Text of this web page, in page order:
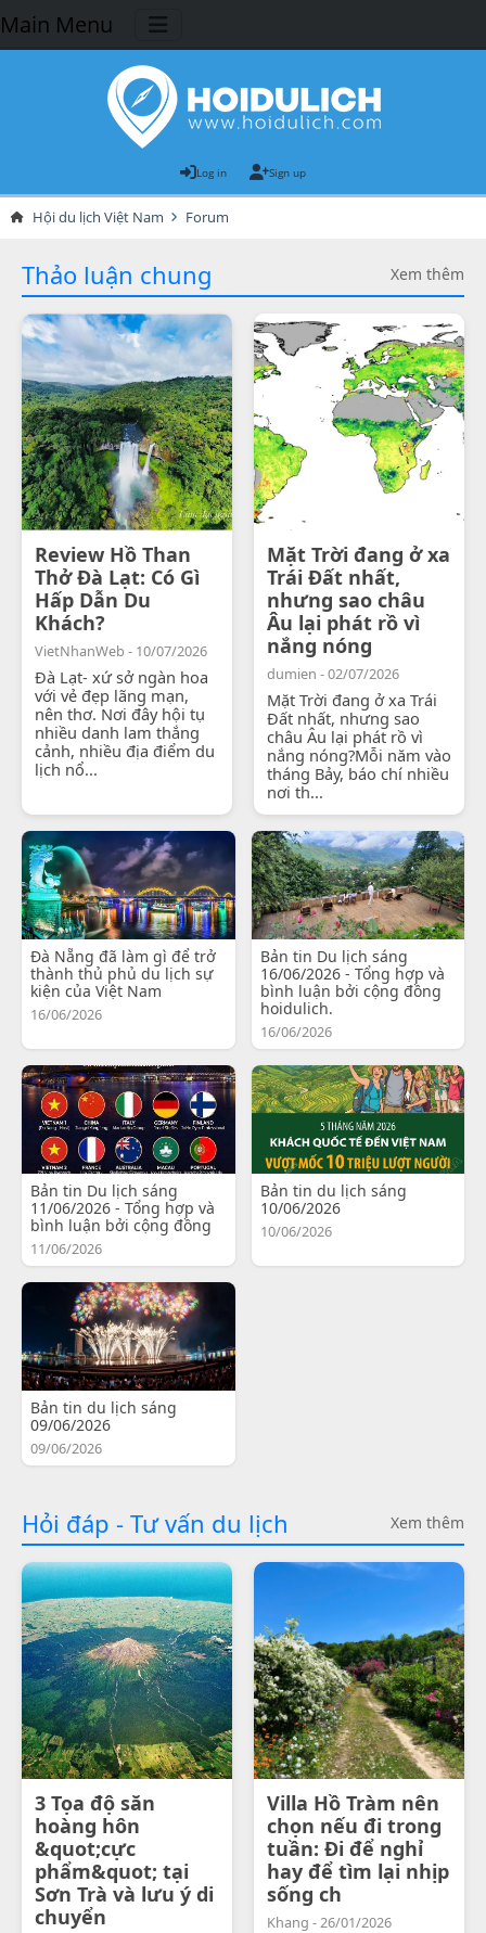
Main Menu
Log in Sign up
Hội du lịch Việt Nam Forum
Thảo luận chung Xem thêm
Review Hồ Than
Thở Đà Lạt: Có Gì
Hấp Dẫn Du
Khách?
VietNhanWeb - 10/07/2026
Đà Lạt- xứ sở ngàn hoa
với vẻ đẹp lãng mạn,
nên thơ. Nơi đây hội tụ
nhiều danh lam thắng
cảnh, nhiều địa điểm du
lịch nổ...
Mặt Trời đang ở xa
Trái Đất nhất,
nhưng sao châu
Âu lại phát rồ vì
nắng nóng
dumien - 02/07/2026
Mặt Trời đang ở xa Trái
Đất nhất, nhưng sao
châu Âu lại phát rồ vì
nắng nóng?Mỗi năm vào
tháng Bảy, báo chí nhiều
nơi th...
Đà Nẵng đã làm gì để trở
thành thủ phủ du lịch sự
kiện của Việt Nam
16/06/2026
Bản tin Du lịch sáng
16/06/2026 - Tổng hợp và
bình luận bởi cộng đồng
hoidulich.
16/06/2026
Bản tin Du lịch sáng
11/06/2026 - Tổng hợp và
bình luận bởi cộng đồng
11/06/2026
Bản tin du lịch sáng
10/06/2026
10/06/2026
Bản tin du lịch sáng
09/06/2026
09/06/2026
Hỏi đáp - Tư vấn du lịch Xem thêm
3 Tọa độ săn
hoàng hôn
&quot;cực
phẩm&quot; tại
Sơn Trà và lưu ý di
chuyển
Villa Hồ Tràm nên
chọn nếu đi trong
tuần: Đi để nghỉ
hay để tìm lại nhịp
sống ch
Khang - 26/01/2026